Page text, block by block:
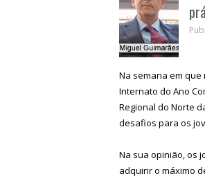
Na semana em que
Internato do Ano
Regional do Norte
desafios para os
Na sua opinião, os
adquirir o máximo